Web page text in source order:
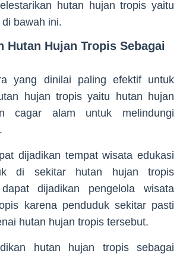
hutan hujan tropis yaitu
bawah ini.
Hutan Hujan Tropis Sebagai
yang dinilai paling efektif untuk
hujan tropis yaitu hutan hujan
cagar alam untuk melindungi
dijadikan tempat wisata edukasi
di sekitar hutan hujan tropis
dijadikan pengelola wisata
karena penduduk sekitar pasti
hutan hujan tropis tersebut.
hutan hujan tropis sebagai